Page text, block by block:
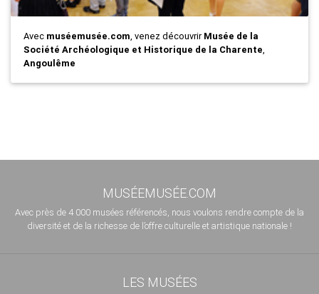
Avec muséemusée.com, venez découvrirMusée de la
Société Archéologique et Historique de la Charente,
Angoulême
MUSÉEMUSÉE.COM
Avec près de 4 000 musées référencés, nous voulons rendre compte de la
diversité et de la richesse de l’offre culturelle et artistique nationale !
LES MUSÉES